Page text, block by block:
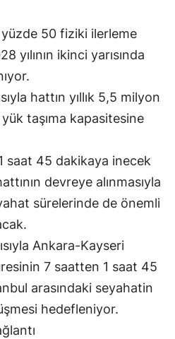
yüzde 50 fiziki ilerleme
yılının ikinci yarısında
hattın yıllık 5,5 milyon
taşıma kapasitesine
saat 45 dakikaya inecek
devreye alınmasıyla
sürelerinde de önemli
Ankara-Kayseri
7 saatten 1 saat 45
arasındaki seyahatin
hedefleniyor.